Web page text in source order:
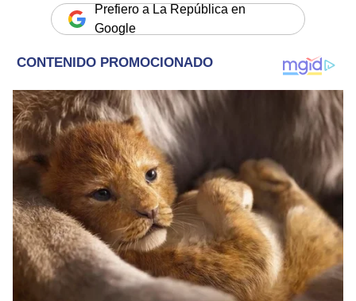
Prefiero a La República en
Google